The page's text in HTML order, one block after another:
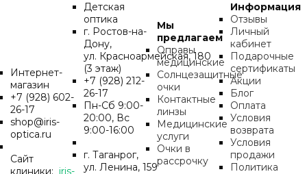
Интернет-
магазин
+7 (928) 602-
26-17
shop@iris-
optica.ru
Сайт
клиники: iris-
Детская
оптика
г. Ростов-на-
Дону,
ул. Красноармейская, 180
(3 этаж)
+7 (928) 212-
26-17
Пн-Cб 9:00-
20:00, Вс
9:00-16:00
г. Таганрог,
ул. Ленина, 159
Мы
предлагаем
Оправы
медицинские
Солнцезащитные
очки
Контактные
линзы
Медицинские
услуги
Очки в
рассрочку
Информация
Отзывы
Личный
кабинет
Подарочные
сертификаты
Акции
Блог
Оплата
Условия
возврата
Условия
продажи
Политика